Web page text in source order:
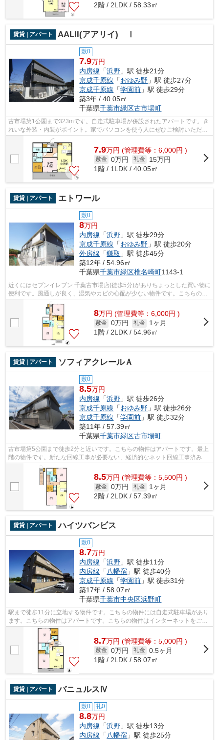
2階 / 2LDK / 58.33㎡
賃貸 | アパート AALII(アアリイ) Ⅰ
敷0
7.9万円
内房線 「浜野 」駅 徒歩21分
京成千原線 「おゆみ野 」駅 徒歩27分
京成千原線 「学園前 」駅 徒歩29分
築3年 / 40.05㎡
千葉県千葉市緑区古市場町
古市場第1公園まで323mです。自走式駐車場が併設されたアパートです。き
れいな外装・内装がポイント。家でパソコンを使う人にぜひご検討いただき
たいインターネット有り物件です。千葉...
7.9万円 (管理費等：6,000円 )
敷金 0万円 礼金
15万円
1階 / 1LDK / 40.05㎡
賃貸 | アパート エトワール
敷0
8万円
内房線 「浜野 」駅 徒歩29分
京成千原線 「おゆみ野 」駅 徒歩20分
外房線 「鎌取 」駅 徒歩45分
築12年 / 54.96㎡
千葉県千葉市緑区椎名崎町1143-1
近くにはセブンイレブン 千葉古市場店(徒歩5分)がありちょっとした買い物に
便利です。風通しが良く、湿気やカビの心配が少ない物件です。こちらの物
件には自走式駐車場があります。イ...
8万円 (管理費等：6,000円 )
敷金 0万円 礼金
1ヶ月
1階 / 2LDK / 54.96㎡
賃貸 | アパート ソフィアクレールＡ
敷0
8.5万円
内房線 「浜野 」駅 徒歩26分
京成千原線 「おゆみ野 」駅 徒歩26分
京成千原線 「学園前 」駅 徒歩32分
築11年 / 57.39㎡
千葉県千葉市緑区古市場町
古市場第5公園まで徒歩2分と近いです。こちらの物件はアパートです。最上
階の物件です。新たな回線工事が必要ない、経済的なネット回線工事済み物
件です。株式会社ネイティブ・トラス...
8.5万円 (管理費等：5,500円 )
敷金 0万円 礼金
1ヶ月
2階 / 2LDK / 57.39㎡
賃貸 | アパート ハイツバンビス
敷0
8.7万円
内房線 「浜野 」駅 徒歩11分
内房線 「八幡宿 」駅 徒歩40分
京成千原線 「学園前 」駅 徒歩31分
築17年 / 58.07㎡
千葉県千葉市中央区浜野町
駅まで徒歩11分に立地する物件です。こちらの物件には自走式駐車場があり
ます。こちらの物件はアパートです。こちらの物件はインターネットをご利
用いただけます。不動産について分か...
8.7万円 (管理費等：5,000円 )
敷金 0万円 礼金 0.5ヶ月
1階 / 2LDK / 58.07㎡
賃貸 | アパート バニュルスⅣ
敷0 礼0
8.8万円
内房線 「浜野 」駅 徒歩13分
内房線 「 八幡宿 」駅 徒歩25分